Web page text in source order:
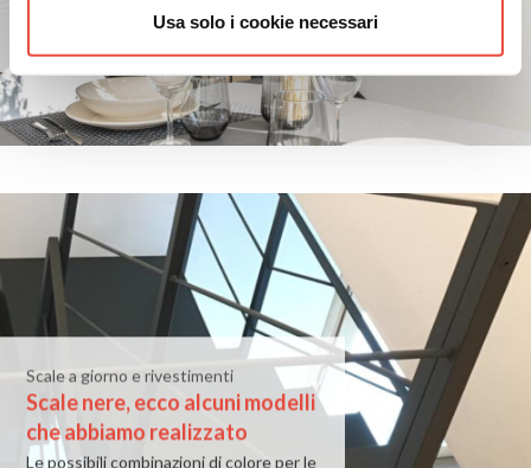
Usa solo i cookie necessari
Lunedì 19 Febbraio 2024
Scale a giorno e rivestimenti
Scale nere, ecco alcuni modelli
che abbiamo realizzato
Le possibili combinazioni di colore per le